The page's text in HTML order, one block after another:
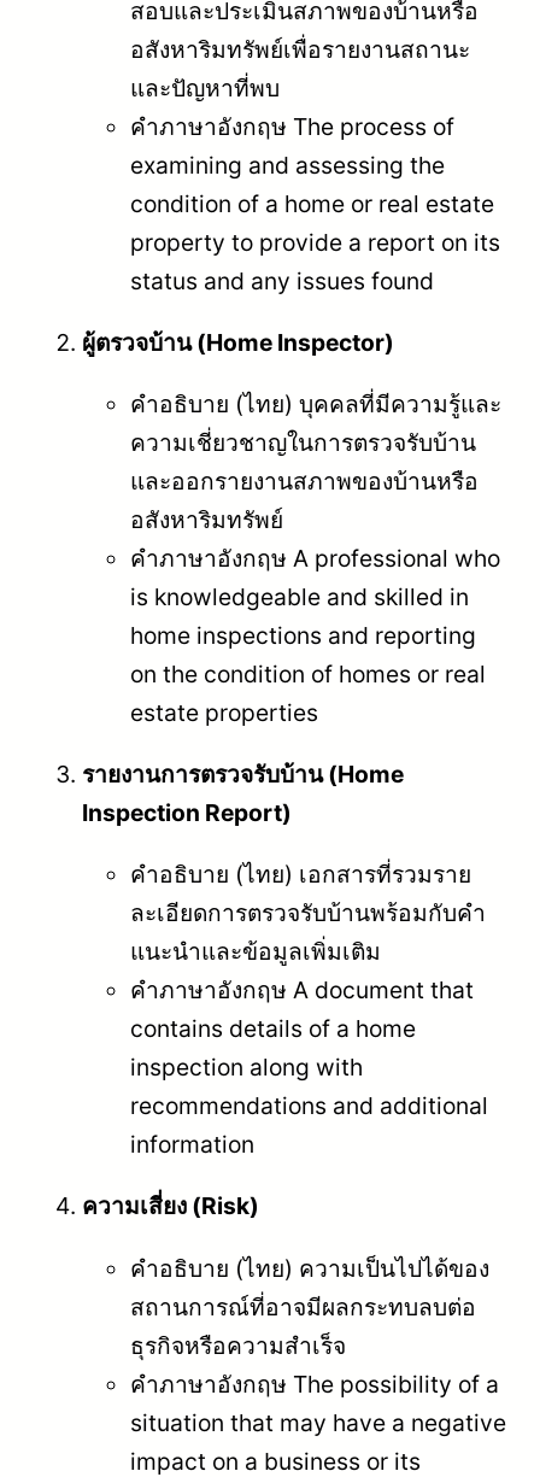
สอบและประเมินสภาพของบ้านหรือ
อสังหาริมทรัพย์เพื่อรายงานสถานะ
และปัญหาที่พบ
คำภาษาอังกฤษ The process of
examining and assessing the
condition of a home or real estate
property to provide a report on its
status and any issues found
ผู้ตรวจบ้าน (Home Inspector)
คำอธิบาย (ไทย) บุคคลที่มีความรู้และ
ความเชี่ยวชาญในการตรวจรับบ้าน
และออกรายงานสภาพของบ้านหรือ
อสังหาริมทรัพย์
คำภาษาอังกฤษ A professional who
is knowledgeable and skilled in
home inspections and reporting
on the condition of homes or real
estate properties
รายงานการตรวจรับบ้าน (Home
Inspection Report)
คำอธิบาย (ไทย) เอกสารที่รวมราย
ละเอียดการตรวจรับบ้านพร้อมกับคำ
แนะนำและข้อมูลเพิ่มเติม
คำภาษาอังกฤษ A document that
contains details of a home
inspection along with
recommendations and additional
information
ความเสี่ยง (Risk)
คำอธิบาย (ไทย) ความเป็นไปได้ของ
สถานการณ์ที่อาจมีผลกระทบลบต่อ
ธุรกิจหรือความสำเร็จ
คำภาษาอังกฤษ The possibility of a
situation that may have a negative
impact on a business or its